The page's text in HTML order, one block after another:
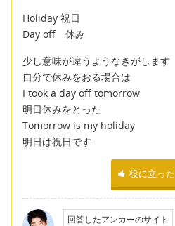
Holiday 祝日
Day off 休み
少し意味が違うようなきがします
自分で休みをおる場合は
I took a day off tomorrow
明日休みをとった
Tomorrow is my holiday
明日は祝日です
役に立った
回答したアンカーのサイト